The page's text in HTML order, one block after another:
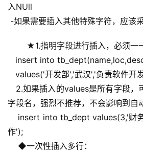
入NUll
-如果需要插入其他特殊字符，应该
★1.指明字段进行插入，必须一
insert into
values('开发部','武汉','负责软件开
2.如果插入的values是所有字段，
字段名，强烈不推荐，不会影响到自
insert into tb_dept values(3,'财
作');
◆一次性插入多行：